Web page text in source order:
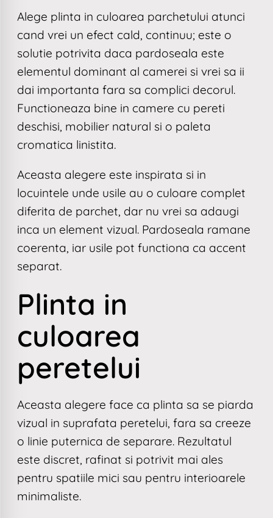
Alege plinta in culoarea parchetului atunci
cand vrei un efect cald, continuu; este o
solutie potrivita daca pardoseala este
elementul dominant al camerei si vrei sa ii
dai importanta fara sa complici decorul.
Functioneaza bine in camere cu pereti
deschisi, mobilier natural si o paleta
cromatica linistita.
Aceasta alegere este inspirata si in
locuintele unde usile au o culoare complet
diferita de parchet, dar nu vrei sa adaugi
inca un element vizual. Pardoseala ramane
coerenta, iar usile pot functiona ca accent
separat.
Plinta in
culoarea
peretelui
Aceasta alegere face ca plinta sa se piarda
vizual in suprafata peretelui, fara sa creeze
o linie puternica de separare. Rezultatul
este discret, rafinat si potrivit mai ales
pentru spatiile mici sau pentru interioarele
minimaliste.